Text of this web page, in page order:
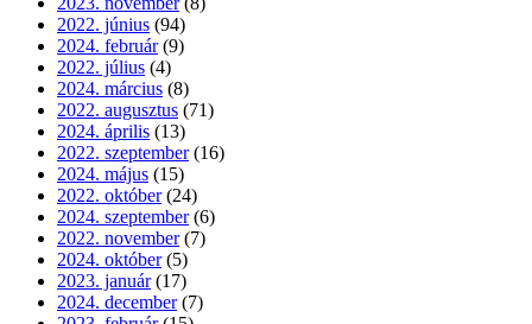
2022. június (94)
2024. február (9)
2022. július (4)
2024. március (8)
2022. augusztus (71)
2024. április (13)
2022. szeptember (16)
2024. május (15)
2022. október (24)
2024. szeptember (6)
2022. november (7)
2024. október (5)
2023. január (17)
2024. december (7)